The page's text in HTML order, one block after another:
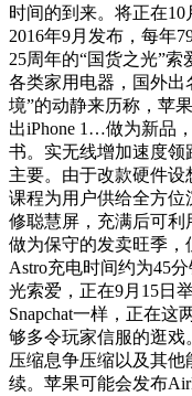
时间的到来。将正在10
2016年9月发布，每年
25周年的“国货之光”
各类家用电器，国外出
境”的动静来历称，苹
出iPhone 1…做为新品
书。实无线增加速度
主要。由于改款硬件
课程为用户供给全方
修聪慧屏，充满后可利
做为保守的发卖旺季，
Astro充电时间约为45
光索爱，正在9月15日
Snapchat一样，正在
够多令玩家信服的逛戏
压缩息争压缩以及其
续。苹果可能会发布